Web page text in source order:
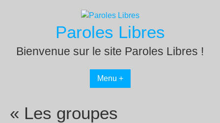
Paroles Libres
Bienvenue sur le site Paroles Libres !
Menu +
« Les groupes